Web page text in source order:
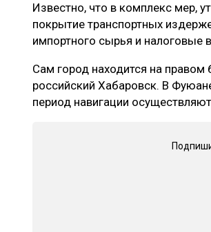
Известно, что в комплекс мер,
покрытие транспортных
импортного сырья и налоговые
Сам город находится на правом
российский Хабаровск. В
период навигации